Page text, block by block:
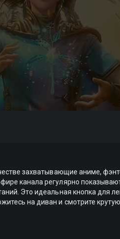
захватывающие аниме,
канала регулярно
Это идеальная кнопка для
на диван и смотрите